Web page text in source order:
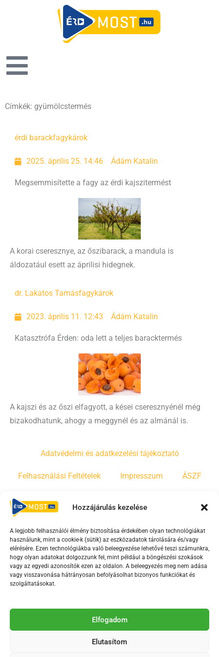
Hozzájárulás kezelése
A legjobb felhasználói élmény biztosítása érdekében olyan technológiákat
használunk, mint a cookie-k (sütik) az eszközadatok tárolására és/vagy
elérésére. Ezen technológiákba való beleegyezése lehetővé teszi számunkra,
hogy olyan adatokat dolgozzunk fel, mint például a böngészési szokások
vagy az egyedi azonosítók ezen az oldalon. A beleegyezés meg nem adása
vagy visszavonása hátrányosan befolyásolhat bizonyos funkciókat és
szolgáltatásokat.
Elfogadom
Elutasítom
Címkék: gyümölcstermés
érdi barackfagykárok
2025. április 25. 14:46 Ádám Katalin
Megsemmisítette a fagy az érdi kajszitermést
A korai cseresznye, az őszibarack, a mandula is
áldozatául esett az áprilisi hidegnek.
dr. Lakatos Tamásfagykárok
2023. április 11. 12:43 Ádám Katalin
Katasztrófa Érden: oda lett a teljes baracktermés
A kajszi és az őszi elfagyott, a kései cseresznyénél még
bizakodhatunk, ahogy a meggynél és az almánál is.
Adatvédelmi és adatkezelési tájékoztató
Felhasználási Feltételek Impresszum ÁSZF
Irányelvek
F
a
c
e
b
o
-
Y
o
u
t
u
e
s
T
i
k
t
Az Érd Média médiaszolgáltatási tevékenységét a
Médiatanács a Magyar Média Mecenatúra program